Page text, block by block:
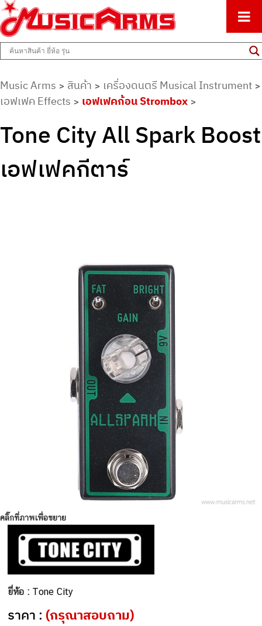
Music Arms
ศูนย์รวมครื่องดนตรีทุกชนิด ตั้งแต่เริ่มต้นถึงมืออาชีพ
Music Arms > สินค้า > เครื่องดนตรี Musical Instrument >
เอฟเฟค Effects > เอฟเฟคก้อน Strombox >
Tone City All Spark Boost
เอฟเฟคกีตาร์
คลิ๊กที่ภาพเพื่อขยาย
ยี่ห้อ : Tone City
ราคา :(กรุณาสอบถาม)